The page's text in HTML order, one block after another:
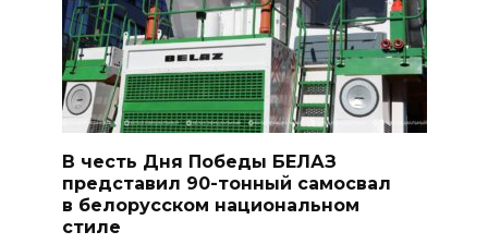
В честь Дня Победы БЕЛАЗ
представил 90-тонный самосвал
в белорусском национальном
стиле